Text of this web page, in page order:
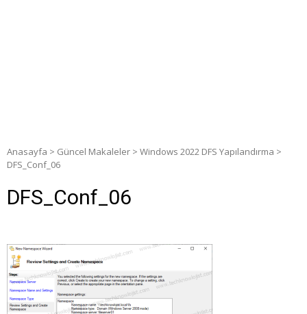
Anasayfa > Güncel Makaleler > Windows 2022 DFS Yapılandırma >
DFS_Conf_06
DFS_Conf_06